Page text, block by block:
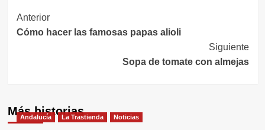
Navegación
de
Anterior
Cómo hacer las famosas papas alioli
Siguiente
Sopa de tomate con almejas
Más historias
Andalucía La Trastienda Noticias